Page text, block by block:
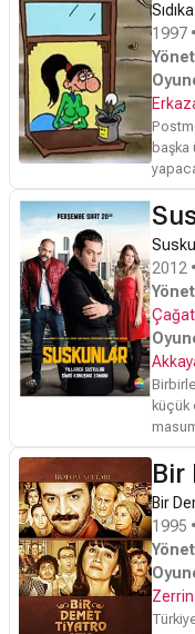
sap
Okay
fırça
Sıdıka
1997
ve
olarak
derdi
tip
içinde
kötü
2012
küçük
yıllar
araya
Bir
Bir
1995